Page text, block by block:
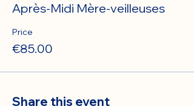
Après-Midi Mère-veilleuses
Price
€85.00
Share this event